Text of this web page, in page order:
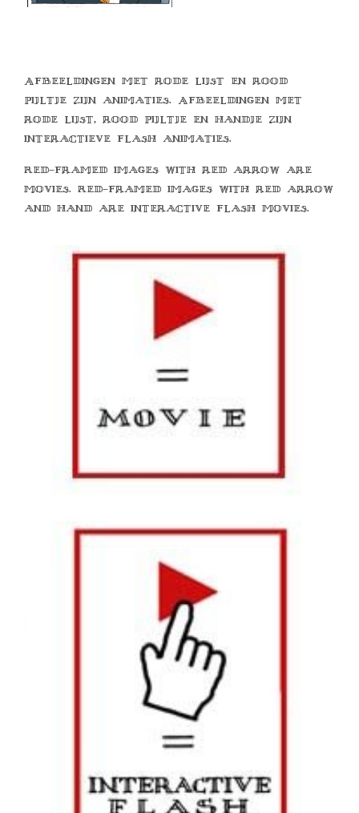
Afbeeldingen met rode lijst en rood
pijltje zijn animaties. Afbeeldingen met
rode lijst, rood pijltje en handje zijn
interactieve flash animaties.
Red-framed images with red arrow are
movies. Red-framed images with red arrow
and hand are interactive flash movies.